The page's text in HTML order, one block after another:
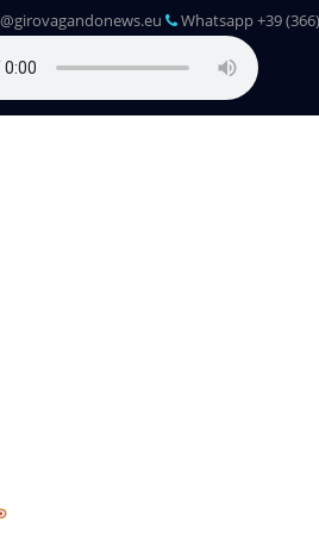
Whatsapp +39